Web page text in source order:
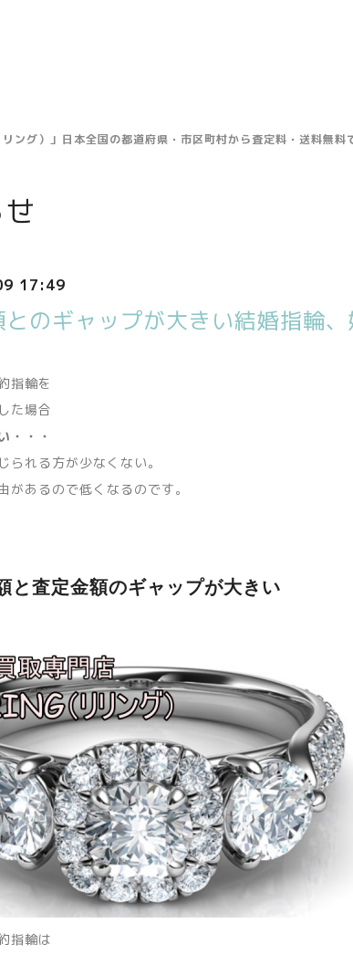
グ）」日本全国の都道府県・市区町村から査定料・送料無料
17:49
のギャップが大きい結婚指輪
指輪を
た場合
・・・
られる方が少なくない。
があるので低くなるのです。
と査定金額のギャップが大きい
指輪は